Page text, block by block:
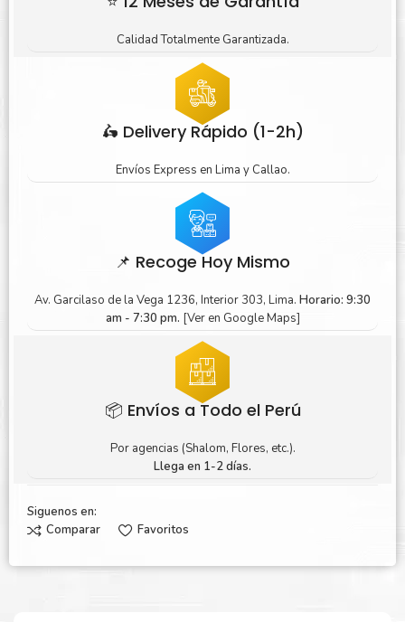
Calidad Totalmente Garantizada.
🛵 Delivery Rápido (1-2h)
Envíos Express en Lima y Callao.
📌 Recoge Hoy Mismo
Av. Garcilaso de la Vega 1236, Interior 303, Lima. Horario: 9:30
am - 7:30 pm. [Ver en Google Maps]
📦 Envíos a Todo el Perú
Por agencias (Shalom, Flores, etc.).
Llega en 1-2 días.
Siguenos en:
Comparar
Favoritos